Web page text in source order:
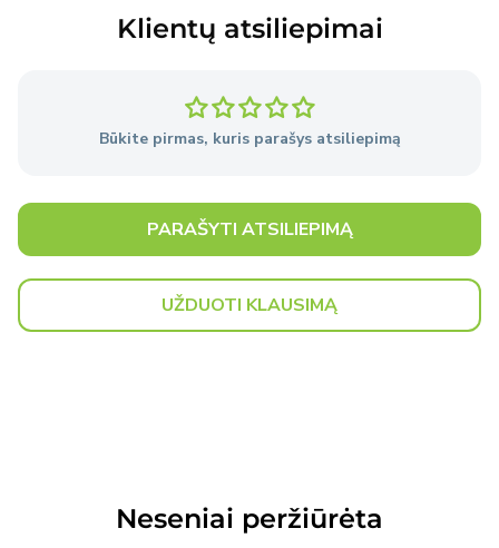
Prekės pristatomos per 2–3 darbo dienas nuo
Pardavėjo sandėlyje nėra reikiamų prekių.
Išsami informacijaapie pristatymo sąlygas.
Klientų atsiliepimai
Būkite pirmas, kuris parašys atsiliepimą
PARAŠYTI ATSILIEPIMĄ
UŽDUOTI KLAUSIMĄ
Neseniai peržiūrėta